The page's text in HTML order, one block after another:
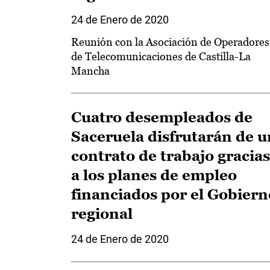
24 de Enero de 2020
Reunión con la Asociación de Operadores
de Telecomunicaciones de Castilla-La
Mancha
Cuatro desempleados de
Saceruela disfrutarán de
contrato de trabajo gracias
a los planes de empleo
financiados por el
regional
24 de Enero de 2020